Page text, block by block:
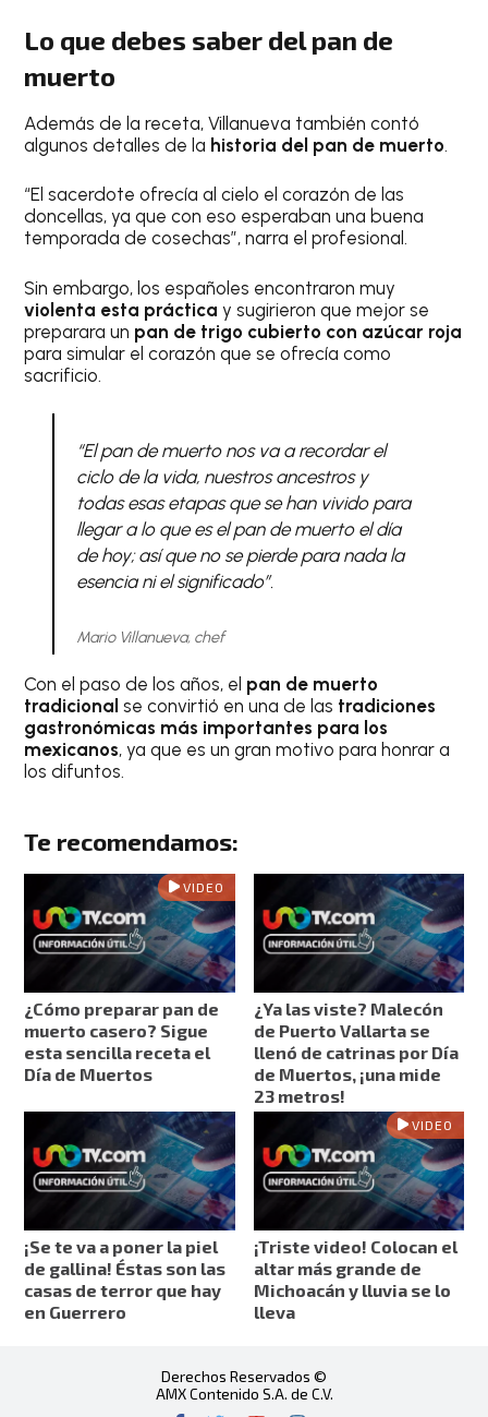
Lo que debes saber del pan de
muerto
Además de la receta, Villanueva también contó
algunos detalles de la historia del pan de muerto.
“El sacerdote ofrecía al cielo el corazón de las
doncellas, ya que con eso esperaban una buena
temporada de cosechas”, narra el profesional.
Sin embargo, los españoles encontraron muy
violenta esta práctica y sugirieron que mejor se
preparara un pan de trigo cubierto con azúcar roja
para simular el corazón que se ofrecía como
sacrificio.
“El pan de muerto nos va a recordar el
ciclo de la vida, nuestros ancestros y
todas esas etapas que se han vivido para
llegar a lo que es el pan de muerto el día
de hoy; así que no se pierde para nada la
esencia ni el significado”.
Mario Villanueva, chef
Con el paso de los años, el pan de muerto
tradicionalse convirtió en una de las tradiciones
gastronómicas más importantes para los
mexicanos, ya que es un gran motivo para honrar a
los difuntos.
Te recomendamos:
VIDEO
¿Cómo preparar pan de
muerto casero? Sigue
esta sencilla receta el
Día de Muertos
¿Ya las viste? Malecón
de Puerto Vallarta se
llenó de catrinas por Día
de Muertos, ¡una mide
23 metros!
¡Se te va a poner la piel
de gallina! Éstas son las
casas de terror que hay
en Guerrero
VIDEO
¡Triste video! Colocan el
altar más grande de
Michoacán y lluvia se lo
lleva
Derechos Reservados ©
AMX Contenido S.A. de C.V.